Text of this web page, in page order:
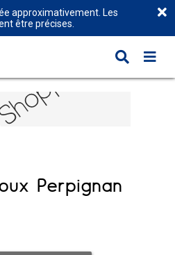
approximativement. Les
être précises.
Perpignan